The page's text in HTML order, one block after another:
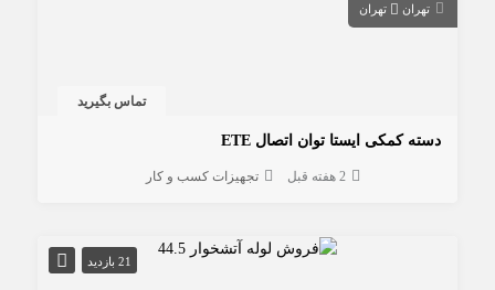
تهران تهران
تماس بگیرید
دسته کمکی ایستا توان اتصال ETE
2 هفته قبل تجهیزات کسب و کار
21 بازدید